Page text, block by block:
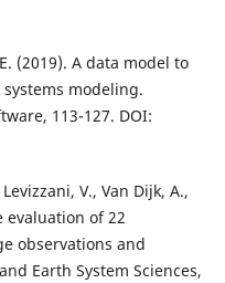
(2019). A data model to
modeling.
113-127. DOI:
V., Van Dijk, A.,
evaluation of 22
observations and
Earth System Sciences,